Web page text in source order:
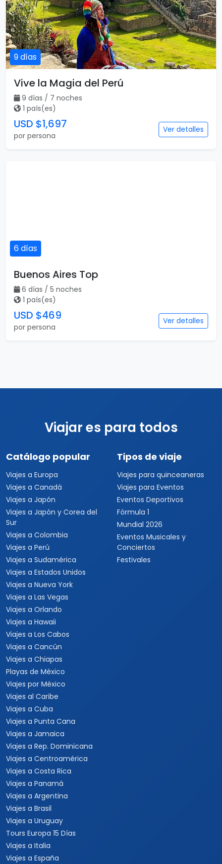
9 días
Vive la Magia del Perú
9 días / 7 noches
1 país(es)
USD $1,697
por persona
Ver detalles
6 días
Buenos Aires Top
6 días / 5 noches
1 país(es)
USD $469
por persona
Ver detalles
Viajar es para todos
Catálogo popular
Viajes a Europa
Viajes a Canadá
Viajes a Japón
Viajes a Japón y Corea del
Sur
Viajes a Colombia
Viajes a Perú
Viajes a Sudamérica
Viajes a Estados Unidos
Viajes a Nueva York
Viajes a Las Vegas
Viajes a Orlando
Viajes a Hawaii
Viajes a Los Cabos
Viajes a Cancún
Viajes a Chiapas
Playas de México
Viajes por México
Viajes al Caribe
Viajes a Cuba
Viajes a Punta Cana
Viajes a Jamaica
Viajes a Rep. Dominicana
Viajes a Centroamérica
Viajes a Costa Rica
Viajes a Panamá
Viajes a Argentina
Viajes a Brasil
Viajes a Uruguay
Tours Europa 15 Días
Viajes a Italia
Viajes a España
Tipos de viaje
Viajes para quinceaneras
Viajes para Eventos
Eventos Deportivos
Fórmula 1
Mundial 2026
Eventos Musicales y
Conciertos
Festivales